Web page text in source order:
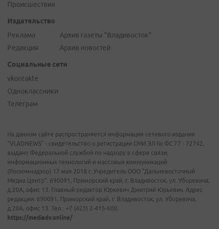
Происшествия
Издательство
Реклама
Редакция
Архив газеты "Владивосток"
Архив новостей
Социальные сети
vkontakte
Одноклассники
Телеграм
На данном сайте распространяется информация сетевого издания
"VLADNEWS" - свидетельство о регистрации СМИ ЭЛ № ФС 77 - 72742,
выдано Федеральной службой по надзору в сфере связи,
информационных технологий и массовых коммуникаций
(Роскомнадзор) 17 мая 2018 г. Учредитель ООО "Дальневосточный
Медиа Центр". 690091, Приморский край, г. Владивосток, ул. Уборевича,
д.20А, офис 13. Главный редактор Юркевич Дмитрий Юрьевич. Адрес
редакции: 690091, Приморский край, г. Владивосток, ул. Уборевича,
д.20А, офис 13. Тел.: +7 (423) 2-415-600.
https://mediadv.online/